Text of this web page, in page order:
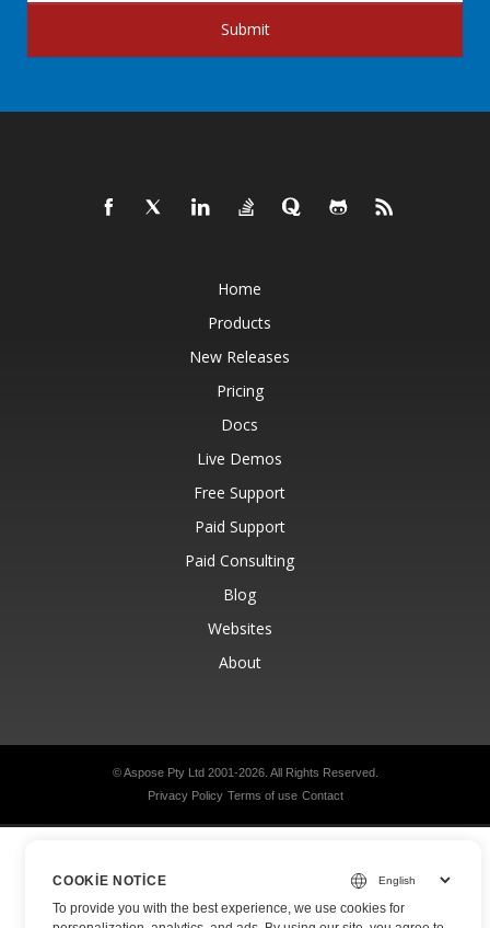
Submit
Home
Products
New Releases
Pricing
Docs
Live Demos
Free Support
Paid Support
Paid Consulting
Blog
Websites
About
© Aspose Pty Ltd 2001-2026. All Rights Reserved.
Privacy Policy Terms of use Contact
COOKIE NOTICE
To provide you with the best experience, we use cookies for